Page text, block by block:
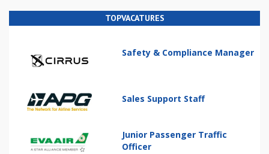
TOPVACATURES
Safety & Compliance Manager
Sales Support Staff
Junior Passenger Traffic
Officer